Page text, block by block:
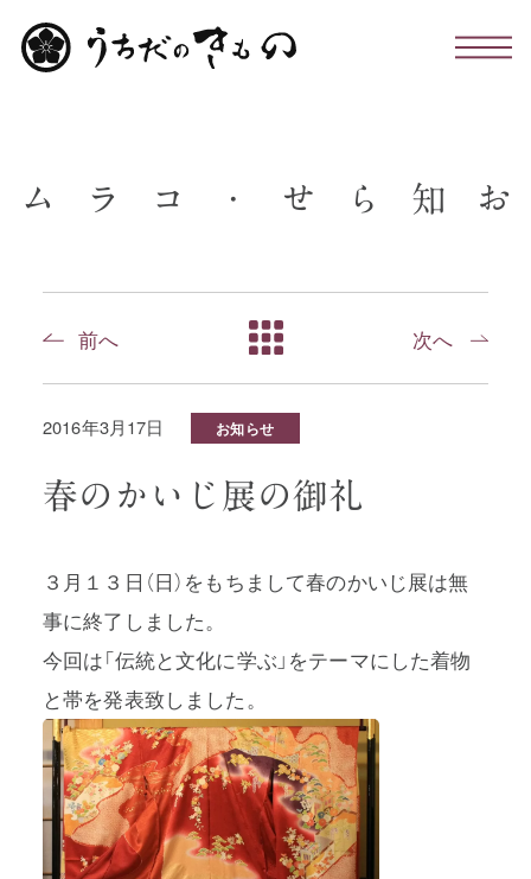
店舗のこと
お知らせ・コラム
プライバシーポリシー
特定商取引法に基づく表記
利用規約
お
知
ら
せ
・
コ
ラ
ム
前へ 次へ
2016年3月17日 お知らせ
春のかいじ展の御礼
３月１３日（日）をもちまして春のかいじ展は無
事に終了しました。
今回は「伝統と文化に学ぶ」をテーマにした着物
と帯を発表致しました。